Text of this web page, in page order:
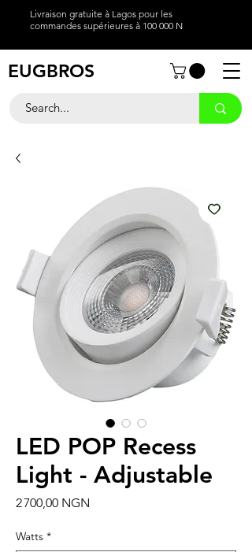
Livraison gratuite à Lagos pour les
commandes supérieures à 100 000 N
EUGBROS
LED POP Recess
Light - Adjustable
2 700,00 NGN
Watts *